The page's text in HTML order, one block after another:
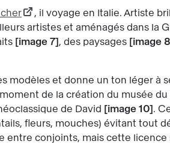
, il voyage en Italie. Artiste
artistes et aménagés dans la
image 7 , des paysages image 8
modèles et donne un ton léger à
de la création du musée du
de David
image 10 .
fleurs, mouches) évitant tout
entre conjoints, mais cette